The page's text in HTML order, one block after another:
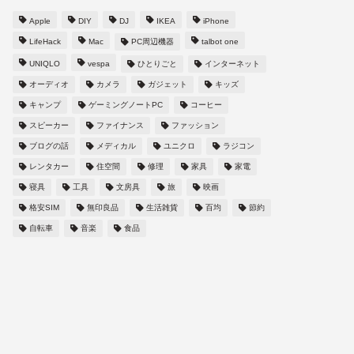
Apple DIY DJ IKEA iPhone
LifeHack Mac PC周辺機器 talbot one
UNIQLO vespa ひとりごと インターネット
オーディオ カメラ ガジェット キッズ
キャンプ ゲーミングノートPC コーヒー
スピーカー ファイナンス ファッション
ブログの話 メディカル ユニクロ ラジコン
レンタカー 住空間 修理 家具 家電
寝具 工具 文房具 旅 映画
格安SIM 無印良品 生活雑貨 百均 節約
自転車 音楽 食品